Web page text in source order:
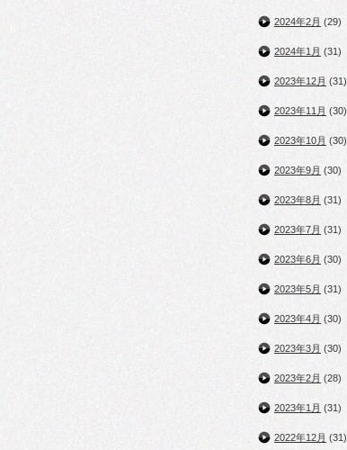
2024年2月 (29)
2024年1月 (31)
2023年12月 (31)
2023年11月 (30)
2023年10月 (30)
2023年9月 (30)
2023年8月 (31)
2023年7月 (31)
2023年6月 (30)
2023年5月 (31)
2023年4月 (30)
2023年3月 (30)
2023年2月 (28)
2023年1月 (31)
2022年12月 (31)